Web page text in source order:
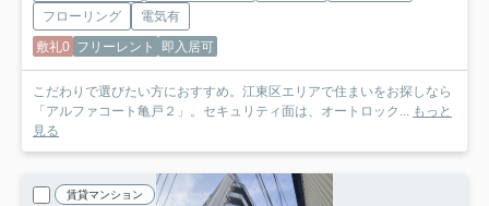
フローリング
電気有
敷礼0 フリーレント 即入居可
こだわりで選びたい方におすすめ。江東区エリアで住まいをお探しなら
「アルファコート亀戸２」。セキュリティ面は、オートロック... もっと
見る
賃貸マンション